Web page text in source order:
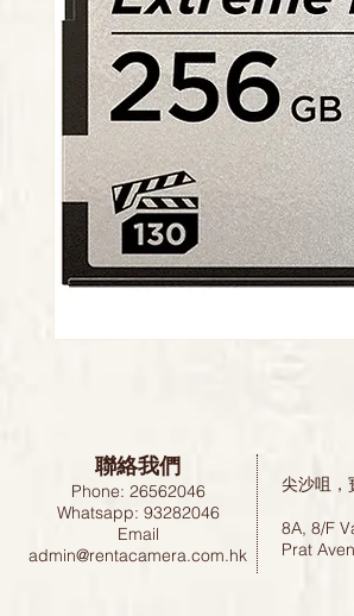
聯絡我們
Phone: 26562046
Whatsapp: 93282046
Email
admin@rentacamera.com.hk
尖沙咀
8A, 8/F
Prat